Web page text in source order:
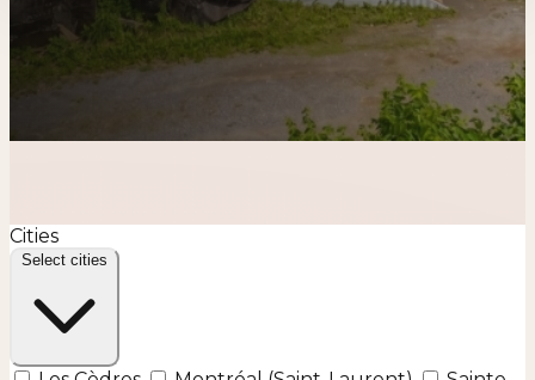
Cities
Select cities